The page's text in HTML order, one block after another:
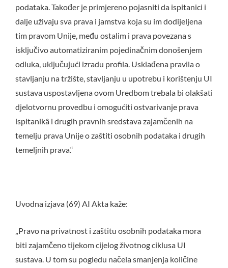
podataka. Također je primjereno pojasniti da ispitanici i
dalje uživaju sva prava i jamstva koja su im dodijeljena
tim pravom Unije, među ostalim i prava povezana s
isključivo automatiziranim pojedinačnim donošenjem
odluka, uključujući izradu profila. Usklađena pravila o
stavljanju na tržište, stavljanju u upotrebu i korištenju UI
sustava uspostavljena ovom Uredbom trebala bi olakšati
djelotvornu provedbu i omogućiti ostvarivanje prava
ispitanikâ i drugih pravnih sredstava zajamčenih na
temelju prava Unije o zaštiti osobnih podataka i drugih
temeljnih prava.“
Uvodna izjava (69) AI Akta kaže:
„Pravo na privatnost i zaštitu osobnih podataka mora
biti zajamčeno tijekom cijelog životnog ciklusa UI
sustava. U tom su pogledu načela smanjenja količine